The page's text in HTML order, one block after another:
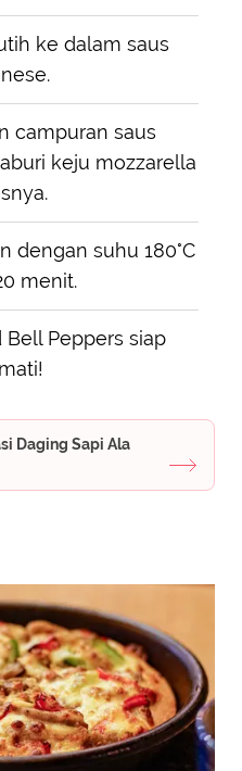
ke dalam saus
campuran saus
keju mozzarella
dengan suhu 180°C
menit.
Peppers siap
Daging Sapi Ala